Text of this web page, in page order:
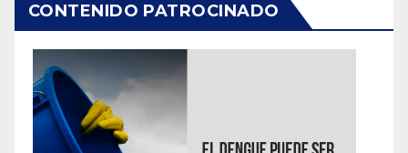
CONTENIDO PATROCINADO